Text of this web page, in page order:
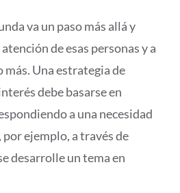
va un paso más allá y
de esas personas y a
más. Una estrategia de
debe basarse en
a una necesidad
por ejemplo, a través de
desarrolle un tema en